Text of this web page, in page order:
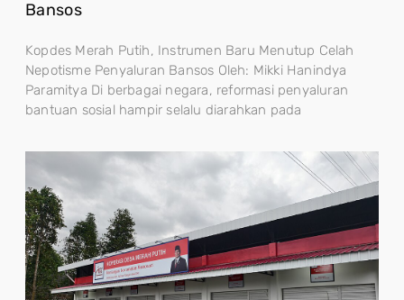
Bansos
Kopdes Merah Putih, Instrumen Baru Menutup Celah
Nepotisme Penyaluran Bansos Oleh: Mikki Hanindya
Paramitya Di berbagai negara, reformasi penyaluran
bantuan sosial hampir selalu diarahkan pada